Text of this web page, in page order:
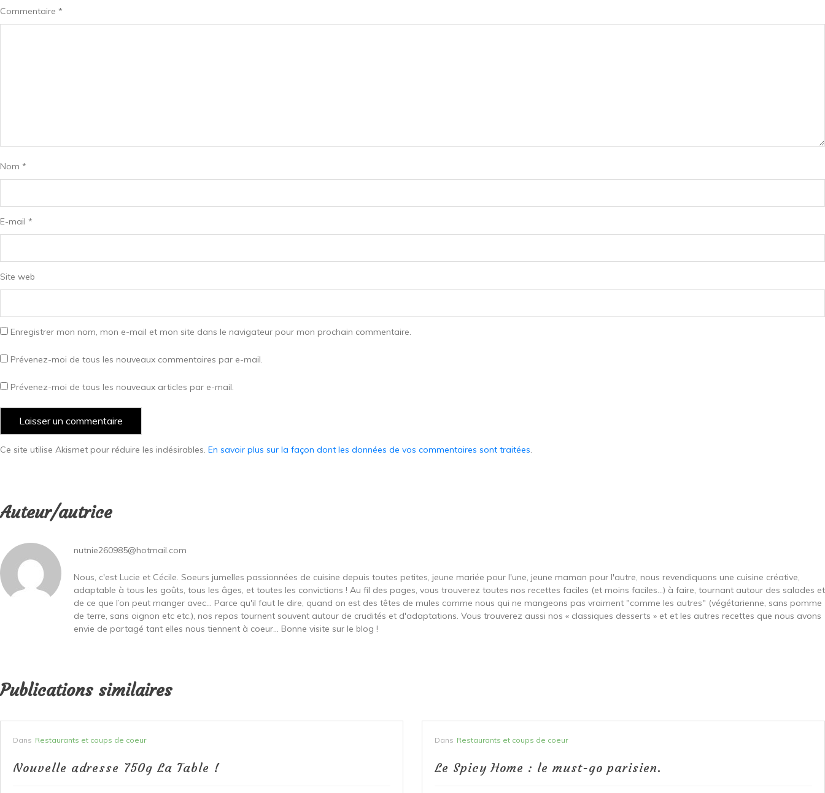
Commentaire *
Nom *
E-mail *
Site web
Enregistrer mon nom, mon e-mail et mon site dans le navigateur pour mon prochain commentaire.
Prévenez-moi de tous les nouveaux commentaires par e-mail.
Prévenez-moi de tous les nouveaux articles par e-mail.
Ce site utilise Akismet pour réduire les indésirables. En savoir plus sur la façon dont les données de vos commentaires sont traitées.
Auteur/autrice
nutnie260985@hotmail.com
Nous, c'est Lucie et Cécile. Soeurs jumelles passionnées de cuisine depuis toutes petites, jeune mariée pour l'une, jeune maman pour l'autre, nous revendiquons une cuisine créative,
adaptable à tous les goûts, tous les âges, et toutes les convictions ! Au fil des pages, vous trouverez toutes nos recettes faciles (et moins faciles…) à faire, tournant autour des salades et
de ce que l’on peut manger avec… Parce qu'il faut le dire, quand on est des têtes de mules comme nous qui ne mangeons pas vraiment "comme les autres" (végétarienne, sans pomme
de terre, sans oignon etc etc.), nos repas tournent souvent autour de crudités et d'adaptations. Vous trouverez aussi nos « classiques desserts » et et les autres recettes que nous avons
envie de partagé tant elles nous tiennent à coeur... Bonne visite sur le blog !
Publications similaires
Dans Restaurants et coups de coeur
Nouvelle adresse 750g La Table !
Dans Restaurants et coups de coeur
Le Spicy Home : le must-go parisien.